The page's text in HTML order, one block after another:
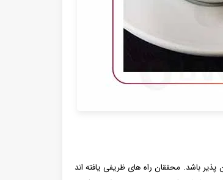
باشد. محققان راه ‌های ظریفی یافته ‌اند